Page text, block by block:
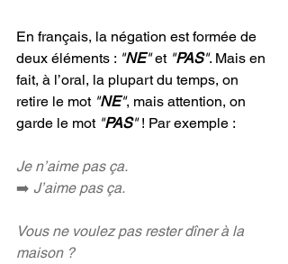
En français, la négation est formée de
deux éléments : "NE" et "PAS". Mais en
fait, à l’oral, la plupart du temps, on
retire le mot "NE", mais attention, on
garde le mot "PAS" ! Par exemple :
Je n’aime pas ça.
➡️ J’aime pas ça.
Vous ne voulez pas rester dîner à la
maison ?